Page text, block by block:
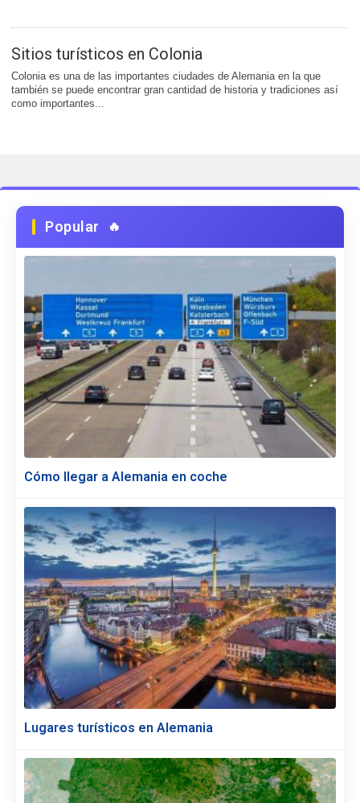
Sitios turísticos en Colonia
Colonia es una de las importantes ciudades de Alemania en la que
también se puede encontrar gran cantidad de historia y tradiciones así
como importantes...
Popular
Cómo llegar a Alemania en coche
Lugares turísticos en Alemania